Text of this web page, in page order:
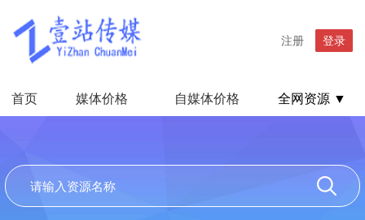
注册 登录
首页 媒体价格 自媒体价格 全网资源 ▼